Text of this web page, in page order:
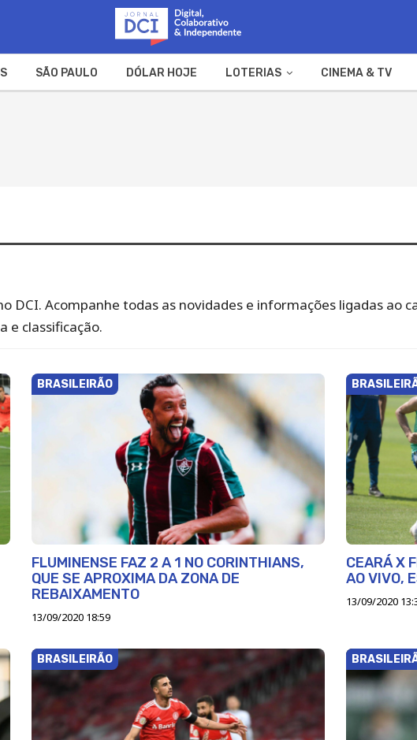
SÃO PAULO DÓLAR HOJE LOTERIAS CINEMA & TV
DCI. Acompanhe todas as novidades e informações ligadas ao
e classificação.
BRASILEIRÃO
FLUMINENSE FAZ 2 A 1 NO CORINTHIANS,
QUE SE APROXIMA DA ZONA DE
REBAIXAMENTO
13/09/2020 18:59
CEARÁ X
AO VIVO,
13/09/2020
BRASILEIRÃO